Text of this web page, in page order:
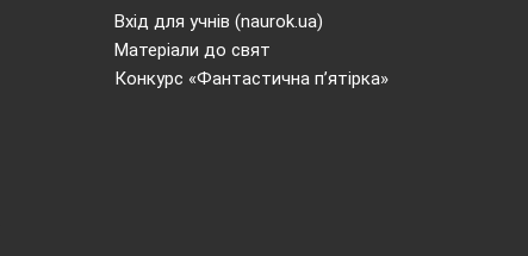
Вхід для учнів (naurok.ua)
Матеріали до свят
Конкурс «Фантастична п’ятірка»